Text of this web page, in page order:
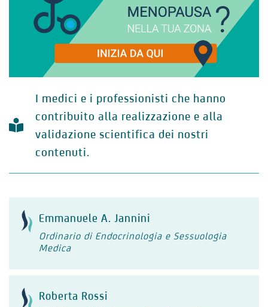
I medici e i professionisti che hanno
contribuito alla realizzazione e alla
validazione scientifica dei nostri
contenuti.
Emmanuele A. Jannini
Ordinario di Endocrinologia e Sessuologia
Medica
Roberta Rossi